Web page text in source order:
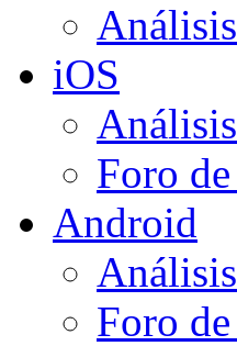
iOS
Foro
Android
Foro